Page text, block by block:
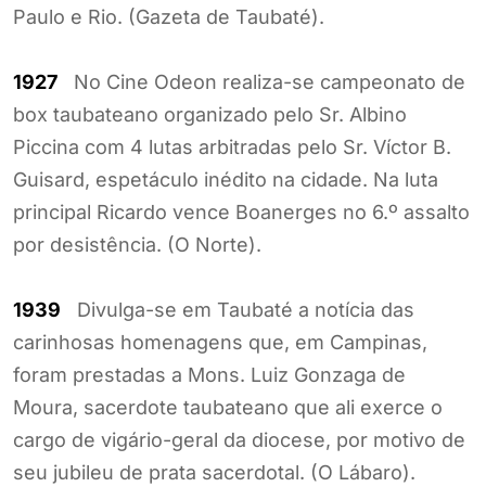
Paulo e Rio. (Gazeta de Taubaté).
1927 No Cine Odeon realiza-se campeonato de
box taubateano organizado pelo Sr. Albino
Piccina com 4 lutas arbitradas pelo Sr. Víctor B.
Guisard, espetáculo inédito na cidade. Na luta
principal Ricardo vence Boanerges no 6.º assalto
por desistência. (O Norte).
1939 Divulga-se em Taubaté a notícia das
carinhosas homenagens que, em Campinas,
foram prestadas a Mons. Luiz Gonzaga de
Moura, sacerdote taubateano que ali exerce o
cargo de vigário-geral da diocese, por motivo de
seu jubileu de prata sacerdotal. (O Lábaro).